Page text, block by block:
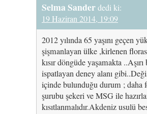
Selma Sanderdedi ki:
19 Haziran 2014, 19:09
2012 yılında 65 yaşını geçen
şişmanlayan ülke ,kirlenen
kısır döngüde yaşamakta
ispatlayan deney alanı
içinde bulunduğu durum ; daha
şurubu şekeri ve MSG ile
kısıtlanmalıdır.Akdeniz usulü